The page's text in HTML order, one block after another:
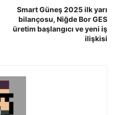
Smart Güneş 2025 ilk yarı
bilançosu, Niğde Bor GES
üretim başlangıcı ve yeni iş
ilişkisi